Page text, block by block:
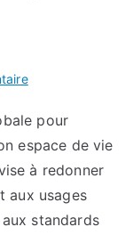
sur
bénéfices
concrets
d’un
projet
pour
espace de vie
à redonner
aux usages
standards